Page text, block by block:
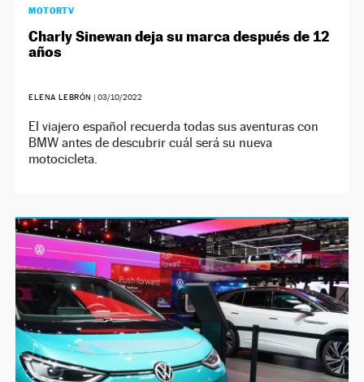
MOTORTV
Charly Sinewan deja su marca después de 12
años
ELENA LEBRÓN |03/10/2022
El viajero español recuerda todas sus aventuras con
BMW antes de descubrir cuál será su nueva
motocicleta.